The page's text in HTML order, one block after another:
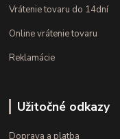
Vrátenie tovaru do 14dní
Online vrátenie tovaru
Reklamácie
Užitočné odkazy
Doprava a platba